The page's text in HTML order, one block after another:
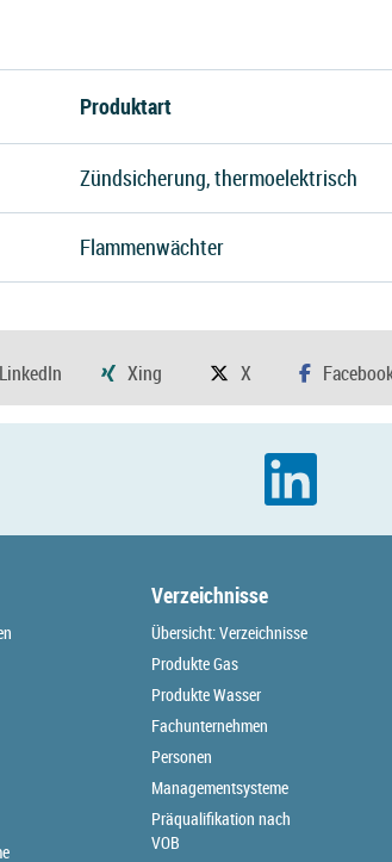
Produktart
Zündsicherung, thermoelektrisch
Flammenwächter
Verzeichnisse
Übersicht: Verzeichnisse
Produkte Gas
Produkte Wasser
Fachunternehmen
Personen
Managementsysteme
Präqualifikation nach
VOB